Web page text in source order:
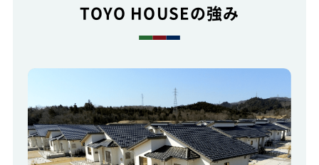
TOYO HOUSEの強み